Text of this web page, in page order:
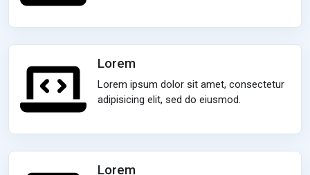
Lorem
Lorem ipsum dolor sit amet, consectetur
adipisicing elit, sed do eiusmod.
Lorem